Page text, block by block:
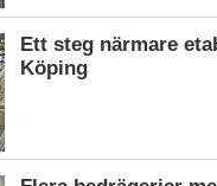
Ett steg närmare
Köping